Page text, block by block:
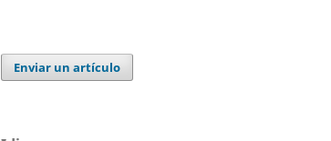
Enviar un artículo